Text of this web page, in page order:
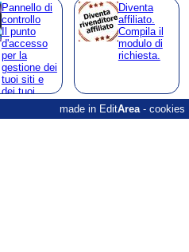
Pannello di
controllo
Il punto
d'accesso
per la
gestione dei
tuoi siti e
dei tuoi
Diventa
affiliato.
Compila il
modulo di
richiesta.
made in EditArea - cookies